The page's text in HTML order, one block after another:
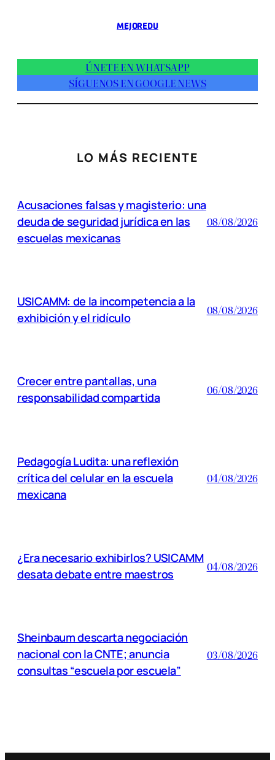
MEJOREDU
ÚNETE EN WHATSAPP
SÍGUENOS EN GOOGLE NEWS
LO MÁS RECIENTE
Acusaciones falsas y magisterio: una
deuda de seguridad jurídica en las
escuelas mexicanas
08/08/2026
USICAMM: de la incompetencia a la
exhibición y el ridículo
08/08/2026
Crecer entre pantallas, una
responsabilidad compartida
06/08/2026
Pedagogía Ludita: una reflexión
crítica del celular en la escuela
mexicana
04/08/2026
¿Era necesario exhibirlos? USICAMM
desata debate entre maestros
04/08/2026
Sheinbaum descarta negociación
nacional con la CNTE; anuncia
consultas “escuela por escuela”
03/08/2026